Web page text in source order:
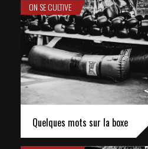
ON SE CULTIVE
Quelques mots sur la boxe